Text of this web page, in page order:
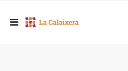
Toggle